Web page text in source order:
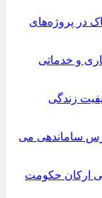
در پروژه‌های
و خدماتی
زندگی
ساماندهی می
ارکان حکومت